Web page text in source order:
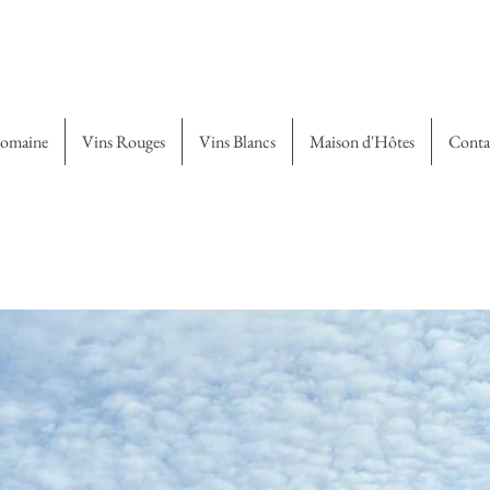
Vins Rouges Vins Blancs Maison d'Hôtes